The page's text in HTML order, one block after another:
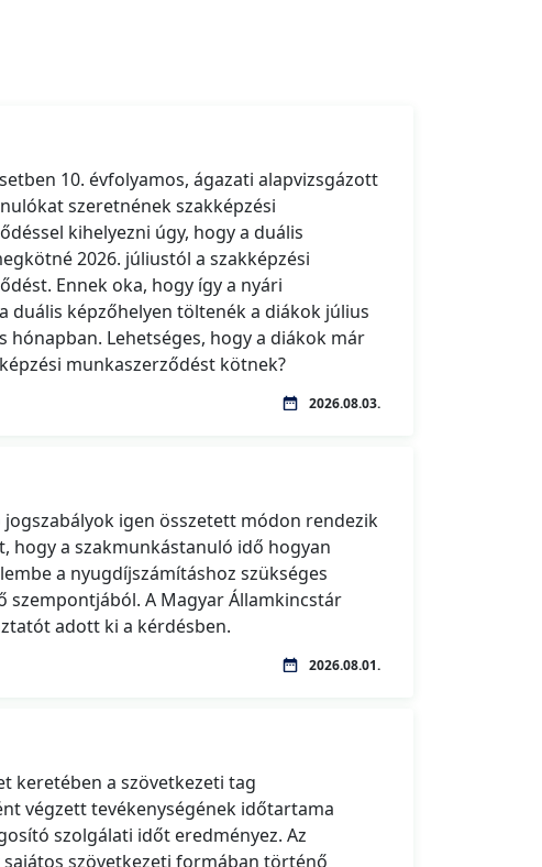
10. évfolyamos, ágazati alapvizsgázott
szeretnének szakképzési
kihelyezni úgy, hogy a duális
2026. júliustól a szakképzési
Ennek oka, hogy így a nyári
duális képzőhelyen töltenék a diákok július
hónapban. Lehetséges, hogy a diákok már
munkaszerződést kötnek?
2026.08.03.
jogszabályok igen összetett módon rendezik
hogy a szakmunkástanuló idő hogyan
a nyugdíjszámításhoz szükséges
szempontjából. A Magyar Államkincstár
adott ki a kérdésben.
2026.08.01.
keretében a szövetkezeti tag
végzett tevékenységének időtartama
szolgálati időt eredményez. Az
sajátos szövetkezeti formában történő